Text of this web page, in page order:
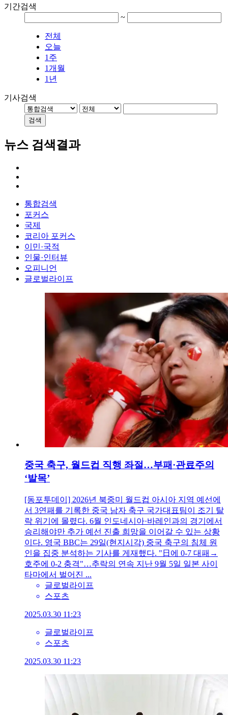
기간검색
~
전체
오늘
1주
1개월
1년
기사검색
검색
뉴스 검색결과
통합검색
포커스
국제
코리아 포커스
이민·국적
인물·인터뷰
오피니언
글로벌라이프
중국 축구, 월드컵 직행 좌절…부패·관료주의
‘발목’
[동포투데이] 2026년 북중미 월드컵 아시아 지역 예선에
서 3연패를 기록한 중국 남자 축구 국가대표팀이 조기 탈
락 위기에 몰렸다. 6월 인도네시아·바레인과의 경기에서
승리해야만 추가 예선 진출 희망을 이어갈 수 있는 상황
이다. 영국 BBC는 29일(현지시각) 중국 축구의 침체 원
인을 집중 분석하는 기사를 게재했다. "日에 0-7 대패→
호주에 0-2 충격"…추락의 연속 지난 9월 5일 일본 사이
타마에서 벌어진 ...
글로벌라이프
스포츠
2025.03.30 11:23
글로벌라이프
스포츠
2025.03.30 11:23